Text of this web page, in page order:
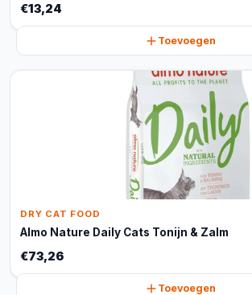
€13,24
Toevoegen
DRY CAT FOOD
Almo Nature Daily Cats Tonijn & Zalm
€73,26
Toevoegen